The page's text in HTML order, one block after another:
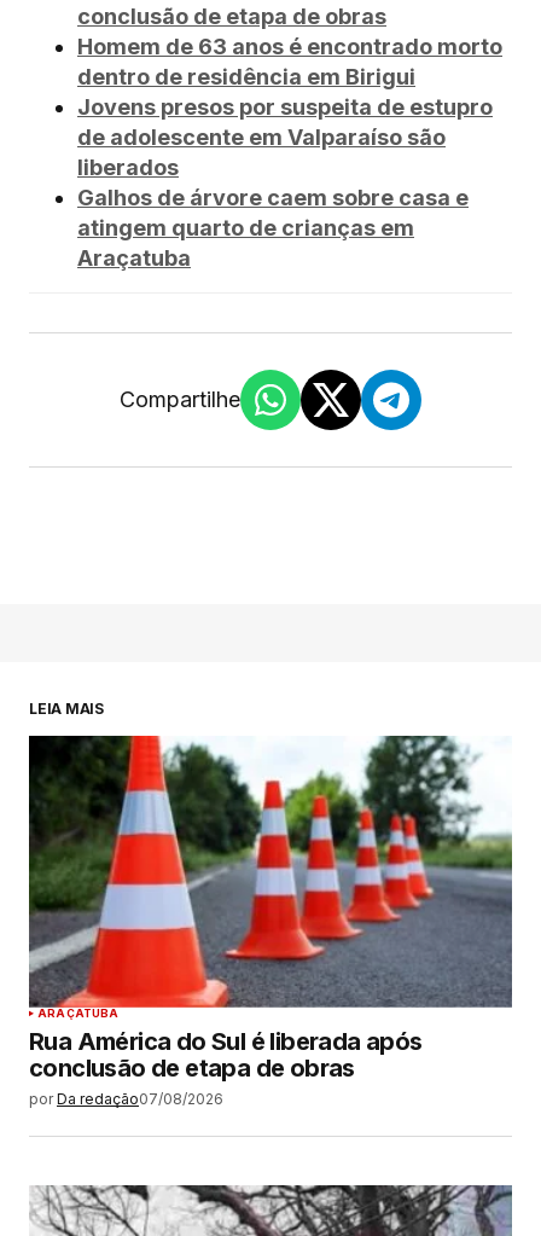
conclusão de etapa de obras
Homem de 63 anos é encontrado morto
dentro de residência em Birigui
Jovens presos por suspeita de estupro
de adolescente em Valparaíso são
liberados
Galhos de árvore caem sobre casa e
atingem quarto de crianças em
Araçatuba
Compartilhe
LEIA MAIS
ARAÇATUBA
Rua América do Sul é liberada após
conclusão de etapa de obras
por Da redação07/08/2026